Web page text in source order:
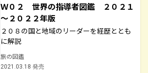
Ｗ０２ 世界の指導者図鑑 ２０２１
～２０２２年版
２０８の国と地域のリーダーを経歴ととも
に解説
旅の図鑑
2021.03.18 発売